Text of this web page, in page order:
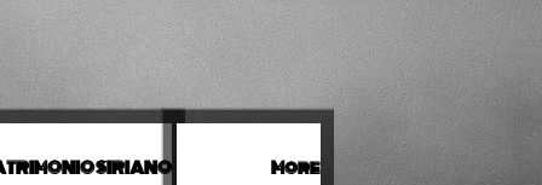
SIRIANO More